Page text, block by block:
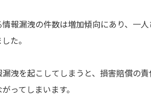
報漏洩の件数は増加傾向にあり、一
た。
漏洩を起こしてしまうと、損害賠償の
ってしまいます。